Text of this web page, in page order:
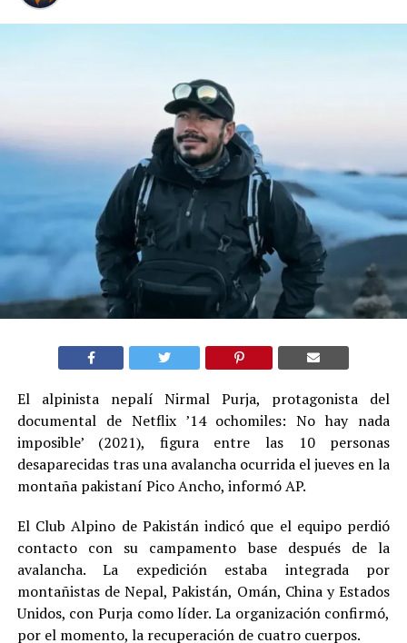
El alpinista nepalí Nirmal Purja, protagonista del
documental de Netflix ’14 ochomiles: No hay nada
imposible’ (2021), figura entre las 10 personas
desaparecidas tras una avalancha ocurrida el jueves en la
montaña pakistaní Pico Ancho, informó AP.
El Club Alpino de Pakistán indicó que el equipo perdió
contacto con su campamento base después de la
avalancha. La expedición estaba integrada por
montañistas de Nepal, Pakistán, Omán, China y Estados
Unidos, con Purja como líder. La organización confirmó,
por el momento, la recuperación de cuatro cuerpos.